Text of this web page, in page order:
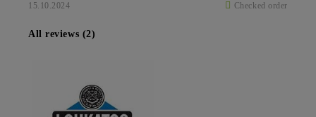
15.10.2024 Checked order
All reviews (2)